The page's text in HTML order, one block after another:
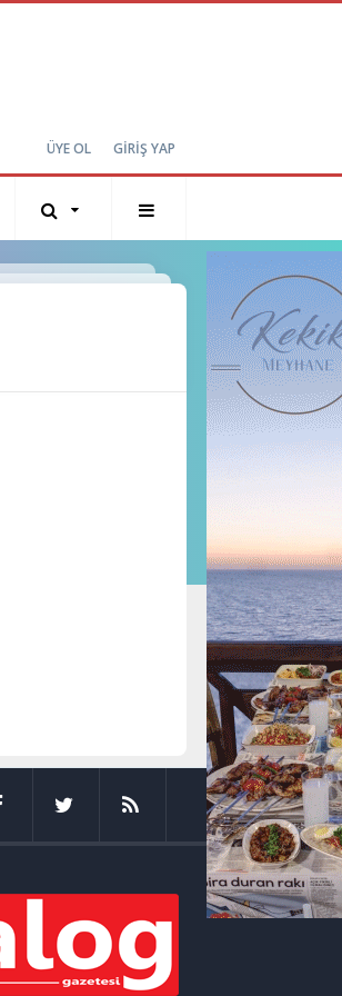
ÜYE OL GİRİŞ YAP